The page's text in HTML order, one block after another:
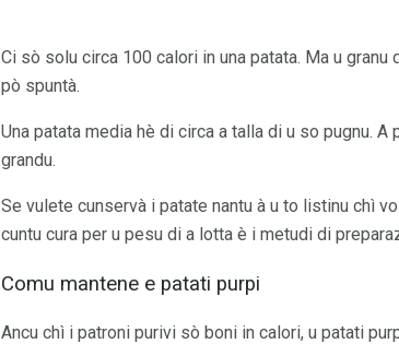
Ci sò solu circa 100 calori in una patata. Ma u
pò spuntà.
Una patata media hè di circa a talla di u so pugnu.
grandu.
Se vulete cunservà i patate nantu à u to listinu chì
cuntu cura per u pesu di a lotta è i metudi di
Comu mantene e patati purpi
Ancu chì i patroni purivi sò boni in calori, u patati